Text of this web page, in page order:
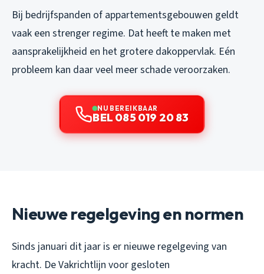
Bij bedrijfspanden of appartementsgebouwen geldt
vaak een strenger regime. Dat heeft te maken met
aansprakelijkheid en het grotere dakoppervlak. Eén
probleem kan daar veel meer schade veroorzaken.
NU BEREIKBAAR
BEL 085 019 20 83
Nieuwe regelgeving en normen
Sinds januari dit jaar is er nieuwe regelgeving van
kracht. De Vakrichtlijn voor gesloten